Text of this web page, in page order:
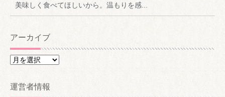
美味しく食べてほしいから。温もりを感...
アーカイブ
ア
カ
イ
運営者情報